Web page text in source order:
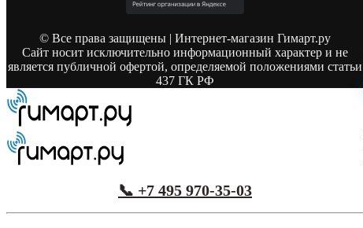
© Все права защищены | Интернет-магазин Гимарт.ру
Сайт носит исключительно информационный характер и не
является публичной офертой, определяемой положениями статьи
437 ГК РФ
📞 +7 495 970-35-03